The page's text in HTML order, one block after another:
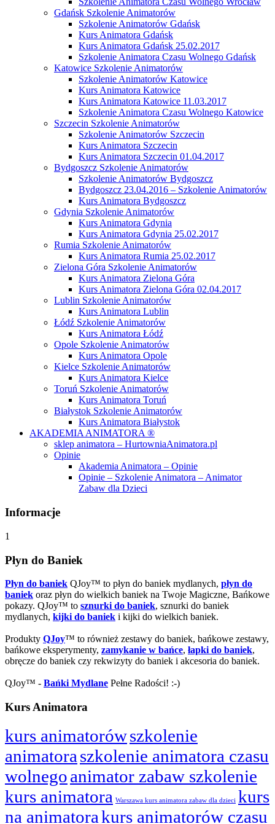
Gdańsk Szkolenie Animatorów
Szkolenie Animatorów Gdańsk
Kurs Animatora Gdańsk
Kurs Animatora Gdańsk 25.02.2017
Szkolenie Animatora Czasu Wolnego Gdańsk
Katowice Szkolenie Animatorów
Szkolenie Animatorów Katowice
Kurs Animatora Katowice
Kurs Animatora Katowice 11.03.2017
Szkolenie Animatora Czasu Wolnego Katowice
Szczecin Szkolenie Animatorów
Szkolenie Animatorów Szczecin
Kurs Animatora Szczecin
Kurs Animatora Szczecin 01.04.2017
Bydgoszcz Szkolenie Animatorów
Szkolenie Animatorów Bydgoszcz
Bydgoszcz 23.04.2016 – Szkolenie Animatorów
Kurs Animatora Bydgoszcz
Gdynia Szkolenie Animatorów
Kurs Animatora Gdynia
Kurs Animatora Gdynia 25.02.2017
Rumia Szkolenie Animatorów
Kurs Animatora Rumia 25.02.2017
Zielona Góra Szkolenie Animatorów
Kurs Animatora Zielona Góra
Kurs Animatora Zielona Góra 02.04.2017
Lublin Szkolenie Animatorów
Kurs Animatora Lublin
Łódź Szkolenie Animatorów
Kurs Animatora Łódź
Opole Szkolenie Animatorów
Kurs Animatora Opole
Kielce Szkolenie Animatorów
Kurs Animatora Kielce
Toruń Szkolenie Animatorów
Kurs Animatora Toruń
Białystok Szkolenie Animatorów
Kurs Animatora Białystok
AKADEMIA ANIMATORA ®
sklep animatora – HurtowniaAnimatora.pl
Opinie
Akademia Animatora – Opinie
Opinie – Szkolenie Animatora – Animator
Zabaw dla Dzieci
Informacje
1
Płyn do Baniek
Płyn do baniek QJoy™ to płyn do baniek mydlanych, płyn do
baniek oraz płyn do wielkich baniek na Twoje Magiczne, Bańkowe
pokazy. QJoy™ to sznurki do baniek, sznurki do baniek
mydlanych, kijki do baniek i kijki do wielkich baniek.
Produkty QJoy™ to również zestawy do baniek, bańkowe zestawy,
bańkowe eksperymenty, zamykanie w bańce, łapki do baniek,
obręcze do baniek czy rekwizyty do baniek i akcesoria do baniek.
QJoy™ - Bańki Mydlane Pełne Radości! :-)
Kurs Animatora
kurs animatorówszkolenie
animatora szkolenie animatora czasu
wolnegoanimator zabaw szkolenie
kurs animatora Warszawa kurs animatora zabaw dla dzieci kurs
na animatorakurs animatorów czasu